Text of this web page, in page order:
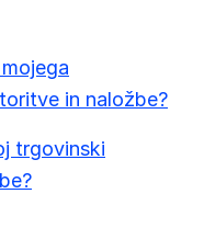
in naložbe?
trgovinski